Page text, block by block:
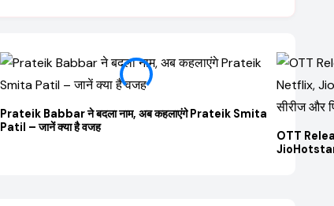
Prateik Babbar ने बदला नाम, अब कहलाएंगे Prateik Smita
Patil – जानें क्या है वजह
OTT
JioHotstar